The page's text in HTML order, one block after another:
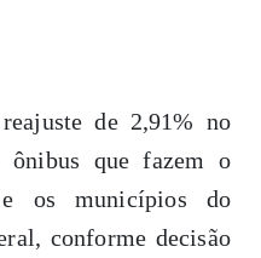
de 2,91% no
ônibus que fazem o
os municípios do
conforme decisão